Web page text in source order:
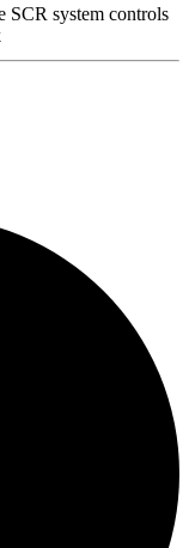
SCR system controls